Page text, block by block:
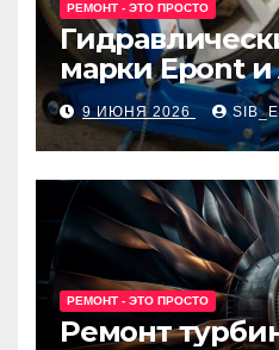
РЕМОНТ - ЭТО ПРОСТО
марки Epont и
9 ИЮНЯ 2026
РЕМОНТ - ЭТО ПРОСТО
Ремонт